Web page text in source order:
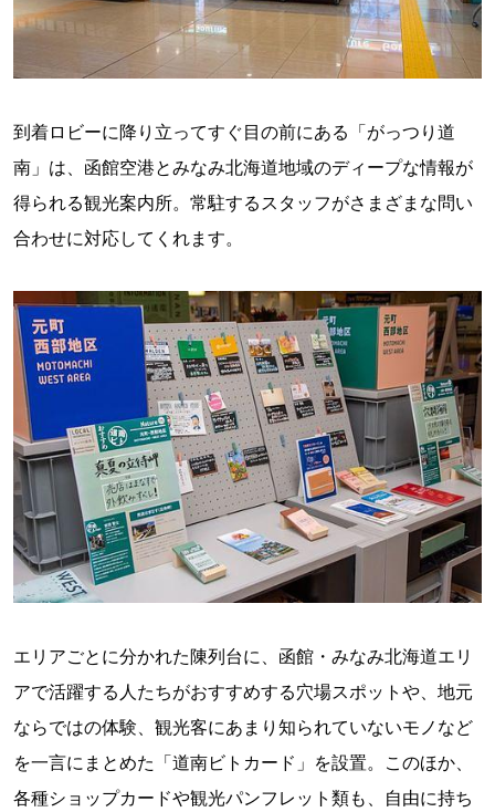
到着ロビーに降り立ってすぐ目の前にある「がっつり道
南」は、函館空港とみなみ北海道地域のディープな情報が
得られる観光案内所。常駐するスタッフがさまざまな問い
合わせに対応してくれます。
エリアごとに分かれた陳列台に、函館・みなみ北海道エリ
アで活躍する人たちがおすすめする穴場スポットや、地元
ならではの体験、観光客にあまり知られていないモノなど
を一言にまとめた「道南ビトカード」を設置。このほか、
各種ショップカードや観光パンフレット類も、自由に持ち